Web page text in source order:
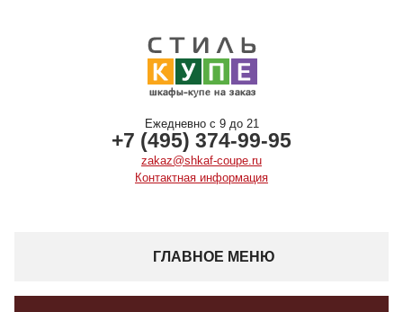
Ежедневно с 9 до 21
+7 (495) 374-99-95
zakaz@shkaf-coupe.ru
Контактная информация
ГЛАВНОЕ МЕНЮ